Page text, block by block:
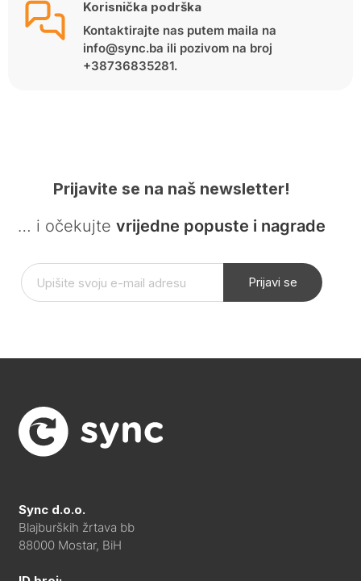
Korisnička podrška
Kontaktirajte nas putem maila na
info@sync.ba ili pozivom na broj
+38736835281.
Prijavite se na naš newsletter!
… i očekujte vrijedne popuste i nagrade
Prijavi se
Sync d.o.o.
Blajburških žrtava bb
88000 Mostar, BiH